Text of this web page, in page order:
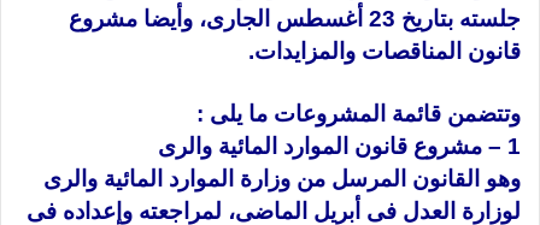
جلسته بتاريخ 23 أغسطس الجارى، وأيضا مشروع
قانون المناقصات والمزايدات.
وتتضمن قائمة المشروعات ما يلى :
1 – مشروع قانون الموارد المائية والرى
وهو القانون المرسل من وزارة الموارد المائية والرى
لوزارة العدل فى أبريل الماضى، لمراجعته وإعداده فى